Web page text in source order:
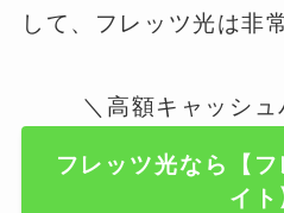
して、フレッツ光は非
＼高額キャッシ
フレッツ光なら【
イト